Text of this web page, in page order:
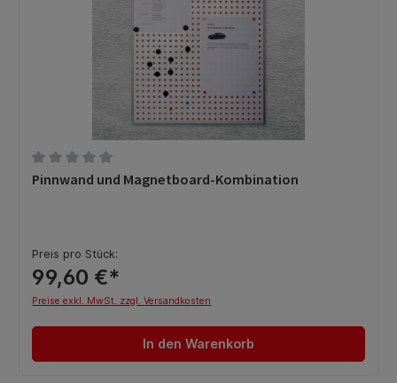
Durchschnittliche Bewertung von 0 von 5 Sternen
Pinnwand und Magnetboard-Kombination
Preis pro Stück:
99,60 €*
Preise exkl. MwSt. zzgl. Versandkosten
In den Warenkorb